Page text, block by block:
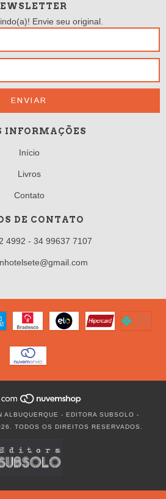
Envie seu original.
INFORMAÇÕES
Início
Livros
Contato
DE CONTATO
4992 - 34 99637 7107
ALBUQUERQUE - EDITORA SUBSOLO -
TODOS OS DIREITOS RESERVADOS.